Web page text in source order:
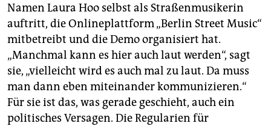
Namen Laura Hoo selbst als Straßenmusikerin
auftritt, die Onlineplattform „Berlin Street Music“
mitbetreibt und die Demo organisiert hat.
„Manchmal kann es hier auch laut werden“, sagt
sie, „vielleicht wird es auch mal zu laut. Da muss
man dann eben miteinander kommunizieren.“
Für sie ist das, was gerade geschieht, auch ein
politisches Versagen. Die Regularien für